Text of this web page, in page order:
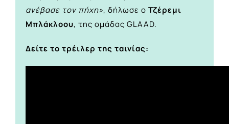
ανέβασε τον πήχη», δήλωσε ο Τζέρεμι
Μπλάκλοου, της ομάδας GLAAD.
Δείτε το τρέιλερ της ταινίας: